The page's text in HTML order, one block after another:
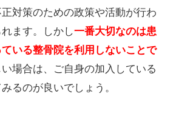
対策のための政策や活動が行わ
ます。しかし一番大切なのは患
いる整骨院を利用しないことで
場合は、ご自身の加入している
るのが良いでしょう。